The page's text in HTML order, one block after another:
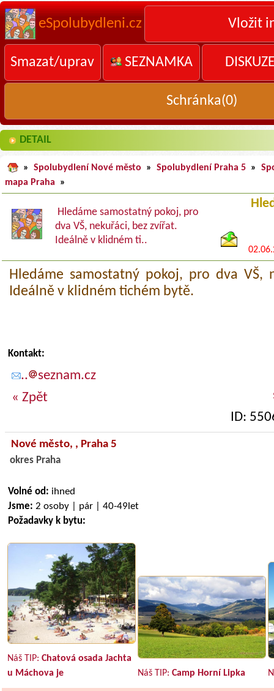
eSpolubydleni.cz Vložit
Smazat/uprav SEZNAMKA
Schránka(0)
DETAIL
» Spolubydlení Nové město » Spolubydlení Praha 5 »
mapa Praha
»
Hledáme samostatný pokoj, pro
dva VŠ, nekuřáci, bez zvířat.
Ideálně v klidném ti..
Hledáme samostatný pokoj, pro dva VŠ,
Ideálně v klidném tichém bytě.
Kontakt:
..
seznam.cz
« Zpět
ID:
Nové město, , Praha 5
okres Praha
Volné od: ihned
Jsme: 2 osoby | pár | 40-49let
Požadavky k bytu:
Náš TIP:Chatová osada Jachta
u Máchova je
Náš TIP: Camp Horní Lipka